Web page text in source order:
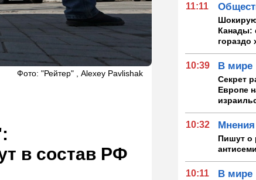
Фото: "Рейтер" , Alexey Pavlishak
в состав РФ
11:11
Канады:
гораздо
10:39 В мире
Секрет
Европе
10:32 Мнения
Пишут о
10:11 В мире